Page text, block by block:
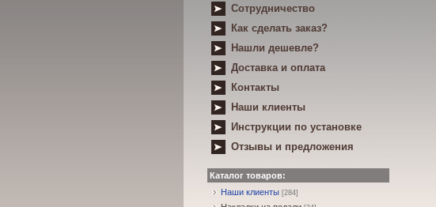
Сотрудничество
Как сделать заказ?
Нашли дешевле?
Доставка и оплата
Контакты
Наши клиенты
Инструкции по установке
Отзывы и предложения
Каталог товаров:
Наши клиенты [284]